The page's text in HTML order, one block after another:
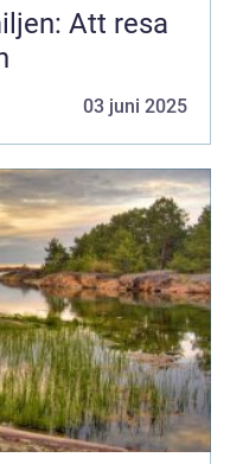
Att resa
03 juni 2025